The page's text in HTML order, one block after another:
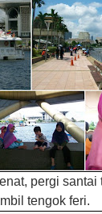
pergi santai
tengok feri.